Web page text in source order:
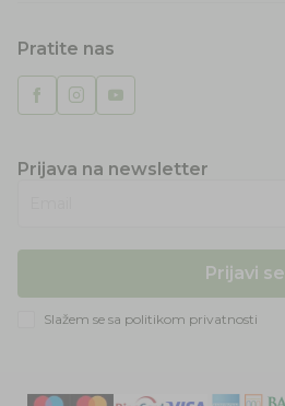
Pratite nas
Prijava na newsletter
Prijavi se
Slažem se sa politikom privatnosti